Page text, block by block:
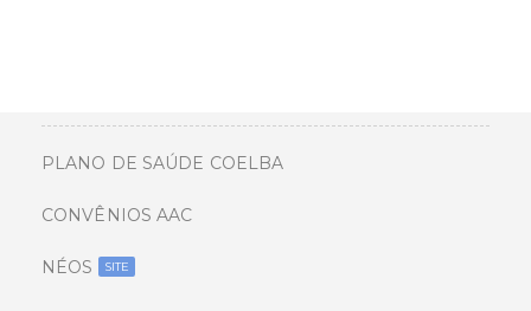
PLANO DE SAÚDE COELBA
CONVÊNIOS AAC
NÉOS SITE